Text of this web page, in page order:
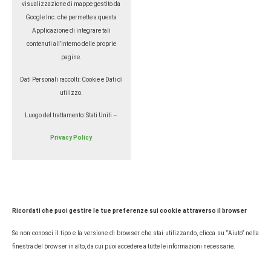
visualizzazione di mappe gestito da
Google Inc. che permette a questa
Applicazione di integrare tali
contenuti all’interno delle proprie
pagine.
Dati Personali raccolti: Cookie e Dati di
utilizzo.
Luogo del trattamento: Stati Uniti –
Privacy Policy
Ricordati che puoi gestire le tue preferenze sui cookie attraverso il browser
Se non conosci il tipo e la versione di browser che stai utilizzando, clicca su “Aiuto” nella
finestra del browser in alto, da cui puoi accedere a tutte le informazioni necessarie.